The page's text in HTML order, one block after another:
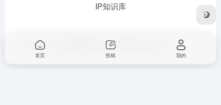
IP知识库
Copyright © 2026 苏ICP备2023023035号-3
首页 投稿 我的